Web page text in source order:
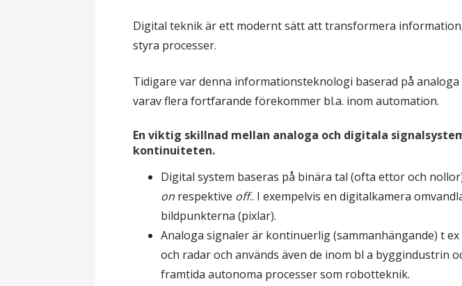
Digital teknik är ett modernt sätt att transformera
styra processer.
Tidigare var denna informationsteknologi baserad på analoga
varav flera fortfarande förekommer bl.a. inom automation.
En viktig skillnad mellan analoga och digitala
kontinuiteten.
Digital system baseras på binära tal (ofta ettor och
on respektive off.. I exempelvis en digitalkamera
bildpunkterna (pixlar).
Analoga signaler är kontinuerlig (sammanhängande) t ex
och radar och används även de inom bl a byggindustrin
framtida autonoma processer som robotteknik.